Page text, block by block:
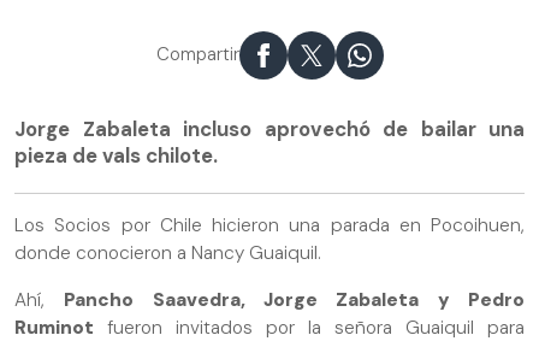
Compartir
Jorge Zabaleta incluso aprovechó de bailar una
pieza de vals chilote.
Los Socios por Chile hicieron una parada en Pocoihuen,
donde conocieron a Nancy Guaiquil.
Ahí, Pancho Saavedra, Jorge Zabaleta y Pedro
Ruminot fueron invitados por la señora Guaiquil para